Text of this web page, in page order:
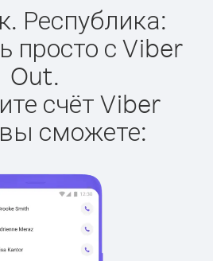
Республика:
просто с Viber
Out.
счёт Viber
сможете: